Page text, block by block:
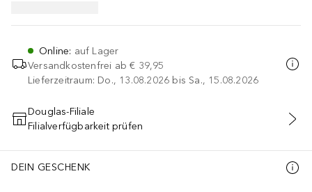
Online: auf Lager
Versandkostenfrei ab € 39,95
Lieferzeitraum: Do., 13.08.2026 bis Sa., 15.08.2026
IN DEN WARENKORB
Douglas-Filiale
Filialverfügbarkeit prüfen
DEIN GESCHENK